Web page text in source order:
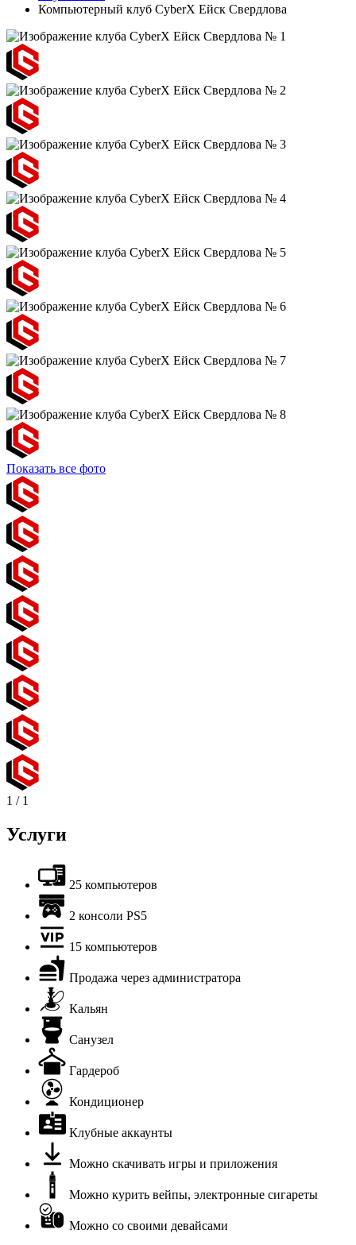
Компьютерный клуб CyberX Ейск Свердлова
Показать все фото
1 / 1
Услуги
25 компьютеров
2 консоли PS5
15 компьютеров
Продажа через администратора
Кальян
Санузел
Гардероб
Кондиционер
Клубные аккаунты
Можно скачивать игры и приложения
Можно курить вейпы, электронные сигареты
Можно со своими девайсами